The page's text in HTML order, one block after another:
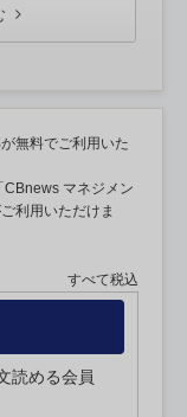
無料でご利用いた
マネジメン
利用いただけま
すべて税込
読める会員